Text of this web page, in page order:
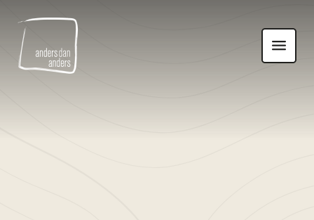
Anders
dan
Anders
Toon
navigatie